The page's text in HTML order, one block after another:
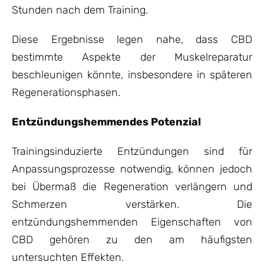
Stunden nach dem Training.
Diese Ergebnisse legen nahe, dass CBD
bestimmte Aspekte der Muskelreparatur
beschleunigen könnte, insbesondere in späteren
Regenerationsphasen.
Entzündungshemmendes Potenzial
Trainingsinduzierte Entzündungen sind für
Anpassungsprozesse notwendig, können jedoch
bei Übermaß die Regeneration verlängern und
Schmerzen verstärken. Die
entzündungshemmenden Eigenschaften von
CBD gehören zu den am häufigsten
untersuchten Effekten.